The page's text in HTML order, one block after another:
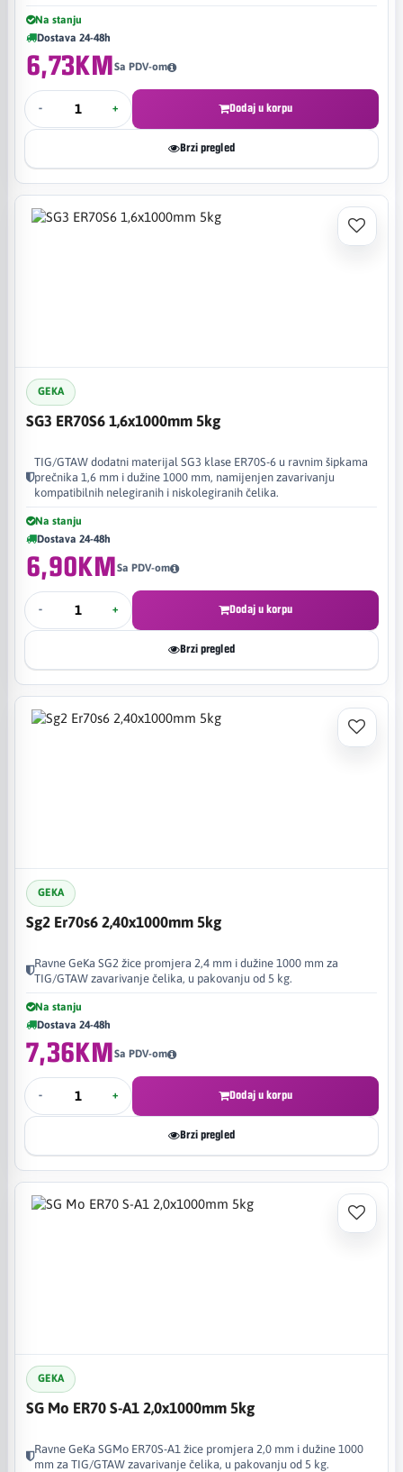
Na stanju
Dostava 24-48h
6,73KMSa PDV-om
- + Dodaj u korpu
Brzi pregled
GEKA
SG3 ER70S6 1,6x1000mm 5kg
TIG/GTAW dodatni materijal SG3 klase ER70S-6 u ravnim šipkama
prečnika 1,6 mm i dužine 1000 mm, namijenjen zavarivanju
kompatibilnih nelegiranih i niskolegiranih čelika.
Na stanju
Dostava 24-48h
6,90KMSa PDV-om
- + Dodaj u korpu
Brzi pregled
GEKA
Sg2 Er70s6 2,40x1000mm 5kg
Ravne GeKa SG2 žice promjera 2,4 mm i dužine 1000 mm za
TIG/GTAW zavarivanje čelika, u pakovanju od 5 kg.
Na stanju
Dostava 24-48h
7,36KMSa PDV-om
- + Dodaj u korpu
Brzi pregled
GEKA
SG Mo ER70 S-A1 2,0x1000mm 5kg
Ravne GeKa SGMo ER70S-A1 žice promjera 2,0 mm i dužine 1000
mm za TIG/GTAW zavarivanje čelika, u pakovanju od 5 kg.